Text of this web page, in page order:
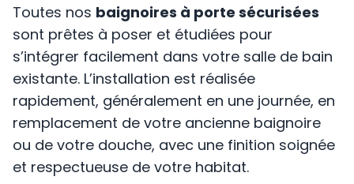
Toutes nos baignoires à porte sécurisées
sont prêtes à poser et étudiées pour
s’intégrer facilement dans votre salle de bain
existante. L’installation est réalisée
rapidement, généralement en une journée, en
remplacement de votre ancienne baignoire
ou de votre douche, avec une finition soignée
et respectueuse de votre habitat.